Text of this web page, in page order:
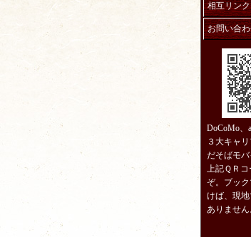
相互リンク
お問い合
DoCoMo、
３大キャ
だそばモ
上記ＱＲコ
ぞ。ブッ
けば、現
ありません